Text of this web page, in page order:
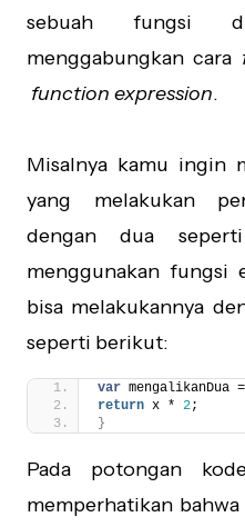
sebuah fungsi
menggabungkan cara
function expression.
Misalnya kamu ingin
yang melakukan
dengan dua
menggunakan fungsi
bisa melakukannya
seperti berikut:
var mengalikanDua =
return x * 2;
}
Pada potongan
memperhatikan